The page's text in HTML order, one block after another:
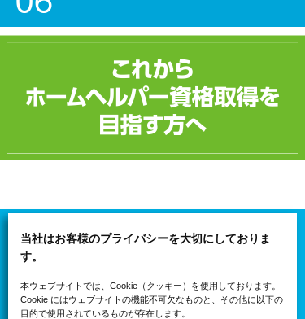
代表フリーダイヤル
当社はお客様のプライバシーを大切にしておりま
す。
本ウェブサイトでは、Cookie（クッキー）を使用しております。
Cookie にはウェブサイトの機能不可欠なものと、その他に以下の
目的で使用されているものが存在します。